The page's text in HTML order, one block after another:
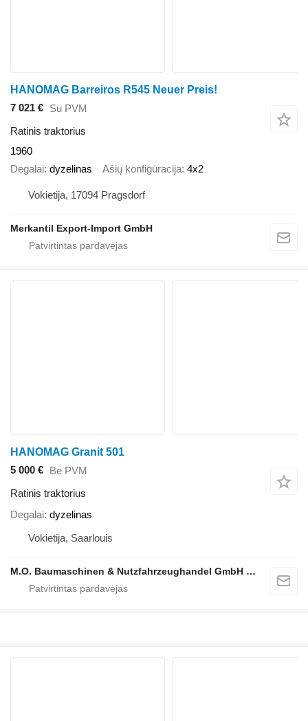
HANOMAG Barreiros R545 Neuer Preis!
7 021 € Su PVM
Ratinis traktorius
1960
Degalai dyzelinas Ašių konfigūracija 4x2
Vokietija, 17094 Pragsdorf
Merkantil Export-Import GmbH
HANOMAG Granit 501
5 000 € Be PVM
Ratinis traktorius
Degalai dyzelinas
Vokietija, Saarlouis
M.O. Baumaschinen & Nutzfahrzeughandel GmbH & CO.